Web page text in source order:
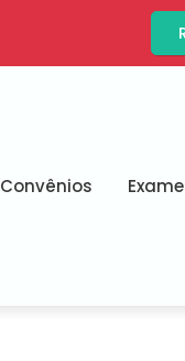
Convênios